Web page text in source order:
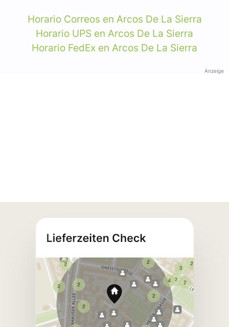
Horario Correos en Arcos De La Sierra
Horario UPS en Arcos De La Sierra
Horario FedEx en Arcos De La Sierra
Anzeige